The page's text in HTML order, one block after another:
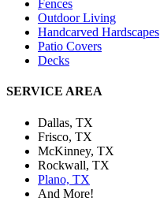
Fences
Outdoor Living
Handcarved Hardscapes
Patio Covers
Decks
SERVICE AREA
Dallas, TX
Frisco, TX
McKinney, TX
Rockwall, TX
Plano, TX
And More!